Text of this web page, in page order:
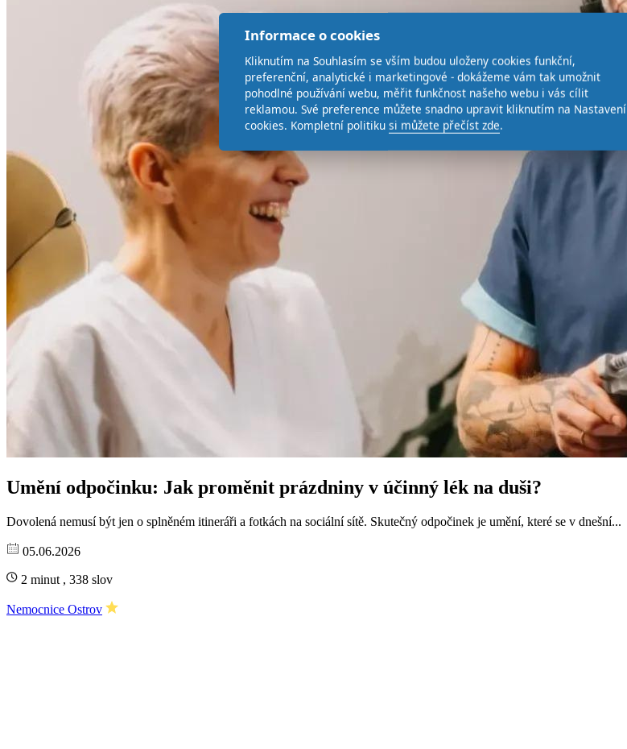
Umění odpočinku: Jak proměnit prázdniny v účinný lék na duši?
Dovolená nemusí být jen o splněném itineráři a fotkách na sociální sítě. Skutečný odpočinek je umění, které se v dnešní...
05.06.2026
2 minut , 338 slov
Nemocnice Ostrov
Informace o cookies
Kliknutím na Souhlasím se vším budou uloženy cookies funkční,
preferenční, analytické i marketingové - dokážeme vám tak umožnit
pohodlné používání webu, měřit funkčnost našeho webu i vás cílit
reklamou. Své preference můžete snadno upravit kliknutím na Nastavení
cookies. Kompletní politiku si můžete přečíst zde.